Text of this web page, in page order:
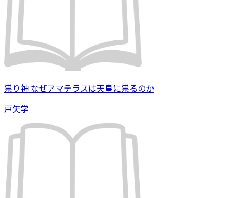
祟り神 なぜアマテラスは天皇に祟るのか
戸矢学